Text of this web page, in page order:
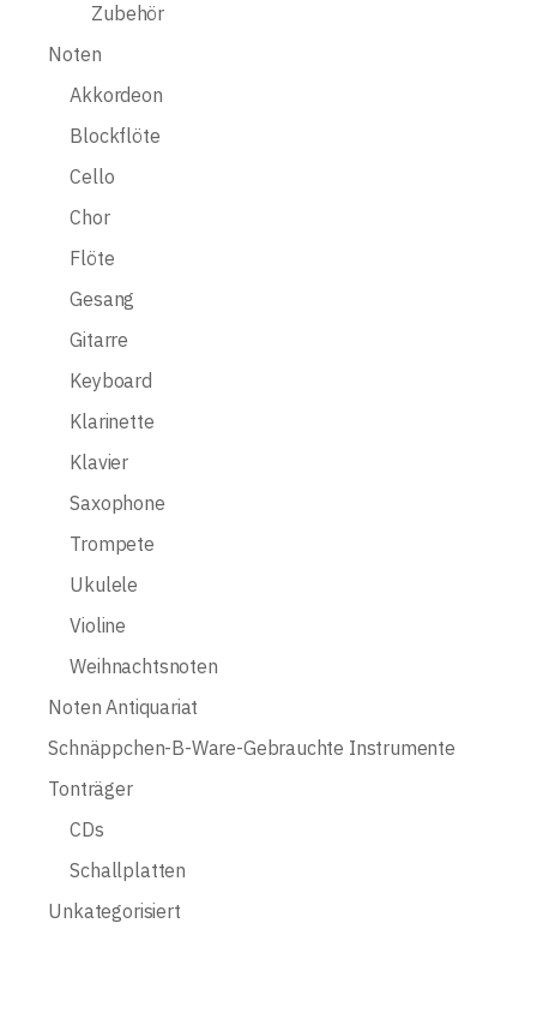
Zubehör
Noten
Akkordeon
Blockflöte
Cello
Chor
Flöte
Gesang
Gitarre
Keyboard
Klarinette
Klavier
Saxophone
Trompete
Ukulele
Violine
Weihnachtsnoten
Noten Antiquariat
Schnäppchen-B-Ware-Gebrauchte Instrumente
Tonträger
CDs
Schallplatten
Unkategorisiert